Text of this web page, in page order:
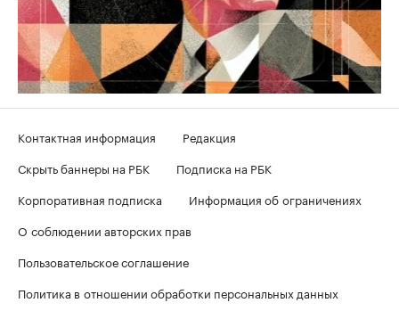
Контактная информация
Редакция
Скрыть баннеры на РБК
Подписка на РБК
Корпоративная подписка
Информация об ограничениях
О соблюдении авторских прав
Пользовательское соглашение
Политика в отношении обработки персональных данных